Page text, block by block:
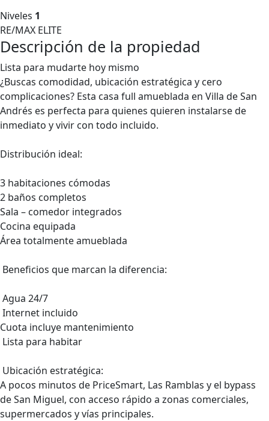
Niveles 1
RE/MAX ELITE
Descripción de la propiedad
Lista para mudarte hoy mismo
¿Buscas comodidad, ubicación estratégica y cero
complicaciones? Esta casa full amueblada en Villa de San
Andrés es perfecta para quienes quieren instalarse de
inmediato y vivir con todo incluido.
Distribución ideal:
3 habitaciones cómodas
2 baños completos
Sala – comedor integrados
Cocina equipada
Área totalmente amueblada
Beneficios que marcan la diferencia:
Agua 24/7
Internet incluido
Cuota incluye mantenimiento
Lista para habitar
Ubicación estratégica:
A pocos minutos de PriceSmart, Las Ramblas y el bypass
de San Miguel, con acceso rápido a zonas comerciales,
supermercados y vías principales.